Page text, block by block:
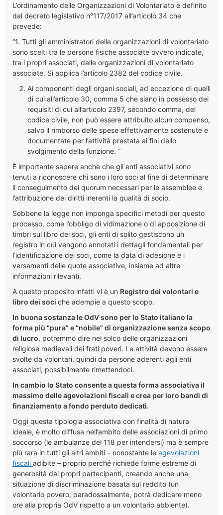
L’ordinamento delle Organizzazioni di Volontariato è definito
dal decreto legislativo n°117/2017 all’articolo 34 che
prevede:
“1. Tutti gli amministratori delle organizzazioni di volontariato
sono scelti tra le persone fisiche associate ovvero indicate,
tra i propri associati, dalle organizzazioni di volontariato
associate. Si applica l’articolo 2382 del codice civile.
Ai componenti degli organi sociali, ad eccezione di quelli
di cui all’articolo 30, comma 5 che siano in possesso dei
requisiti di cui all’articolo 2397, secondo comma, del
codice civile, non può essere attribuito alcun compenso,
salvo il rimborso delle spese effettivamente sostenute e
documentate per l’attività prestata ai fini dello
svolgimento della funzione. “
È importante sapere anche che gli enti associativi sono
tenuti a riconoscere chi sono i loro soci al fine di determinare
il conseguimento dei quorum necessari per le assemblee e
l’attribuzione dei diritti inerenti la qualità di socio.
Sebbene la legge non imponga specifici metodi per questo
processo, come l’obbligo di vidimazione o di apposizione di
timbri sul libro dei soci, gli enti di solito gestiscono un
registro in cui vengono annotati i dettagli fondamentali per
l’identificazione dei soci, come la data di adesione e i
versamenti delle quote associative, insieme ad altre
informazioni rilevanti.
A questo proposito infatti vi è un Registro dei volontari e
libro dei soci che adempie a questo scopo.
In buona sostanza le OdV sono per lo Stato italiano la
forma più “pura” e “nobile” di organizzazione senza scopo
di lucro, potremmo dire nel solco delle organizzazioni
religiose medievali dei frati poveri. Le attività devono essere
svolte da volontari, quindi da persone aderenti agli enti
associati, possibilmente rimettendoci.
In cambio lo Stato consente a questa forma associativa il
massimo delle agevolazioni fiscali e crea per loro bandi di
finanziamento a fondo perduto dedicati.
Oggi questa tipologia associativa con finalità di natura
ideale, è molto diffusa nell’ambito delle associazioni di primo
soccorso (le ambulanze del 118 per intendersi) ma è sempre
più rara in tutti gli altri ambiti – nonostante le agevolazioni
fiscali adibite – proprio perché richiede forme estreme di
generosità dai propri partecipanti, creando anche una
situazione di discriminazione basata sul reddito (un
volontario povero, paradossalmente, potrà dedicare meno
ore alla propria OdV rispetto a un volontario abbiente).